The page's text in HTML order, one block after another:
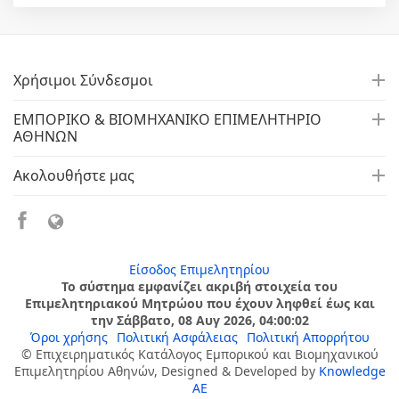
Χρήσιμοι Σύνδεσμοι
ΕΜΠΟΡΙΚΟ & ΒΙΟΜΗΧΑΝΙΚΟ ΕΠΙΜΕΛΗΤΗΡΙΟ
ΑΘΗΝΩΝ
Ακολουθήστε μας
Είσοδος Επιμελητηρίου
Το σύστημα εμφανίζει ακριβή στοιχεία του
Επιμελητηριακού Μητρώου που έχουν ληφθεί έως και
την Σάββατο, 08 Αυγ 2026, 04:00:02
Όροι χρήσης
Πολιτική Ασφάλειας
Πολιτική Απορρήτου
© Επιχειρηματικός Κατάλογος Εμπορικού και Βιομηχανικού
Επιμελητηρίου Αθηνών, Designed & Developed by Knowledge
AE